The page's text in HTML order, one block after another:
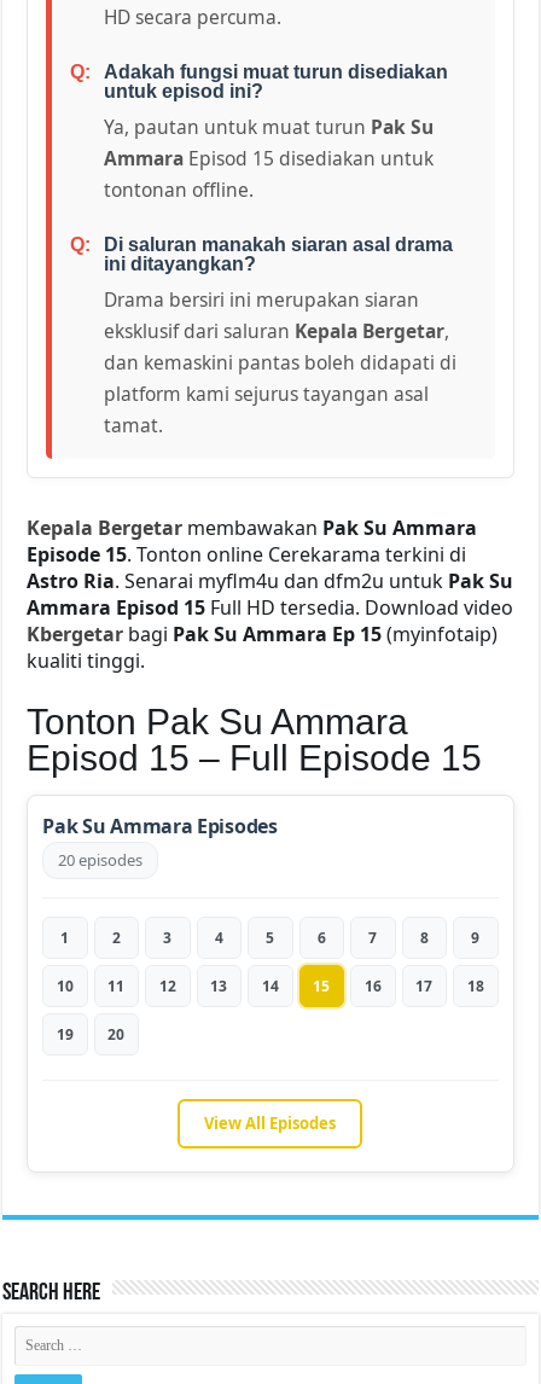
HD secara percuma.
Adakah fungsi muat turun disediakan
untuk episod ini?
Ya, pautan untuk muat turun Pak Su
Ammara Episod 15 disediakan untuk
tontonan offline.
Di saluran manakah siaran asal drama
ini ditayangkan?
Drama bersiri ini merupakan siaran
eksklusif dari saluran Kepala Bergetar,
dan kemaskini pantas boleh didapati di
platform kami sejurus tayangan asal
tamat.
Kepala Bergetar membawakan Pak Su Ammara
Episode 15. Tonton online Cerekarama terkini di
Astro Ria. Senarai myflm4u dan dfm2u untuk Pak Su
Ammara Episod 15 Full HD tersedia. Download video
Kbergetar bagi Pak Su Ammara Ep 15(myinfotaip)
kualiti tinggi.
Tonton Pak Su Ammara
Episod 15 – Full Episode 15
Pak Su Ammara Episodes
20 episodes
1 2 3 4 5 6 7 8 9
10 11 12 13 14 15 16 17 18
19 20
View All Episodes
Search Here